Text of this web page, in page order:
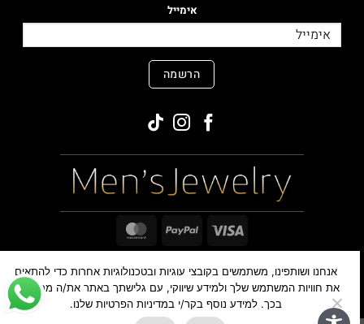
אימייל
הרשמה
Visa
PayPal
כל הזכויות שמורות © MensJewelry,2026
אנחנו ושותפינו, משתמשים בקובצי עוגיות ובטכנולוגיות אחרות כדי להתאים
את חוויות המשתמש שלך ולמידע שיווקי, עם גלישתך באתר את/ה מסכימים
בכך. למידע נוסף בקר/י במדיניות הפרטיות שלנו.